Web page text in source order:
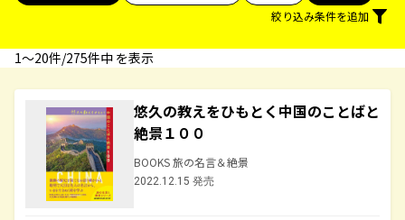
絞り込み条件を追加
1〜20件/275件中 を表示
悠久の教えをひもとく中国のことばと
絶景１００
BOOKS 旅の名言＆絶景
2022.12.15 発売